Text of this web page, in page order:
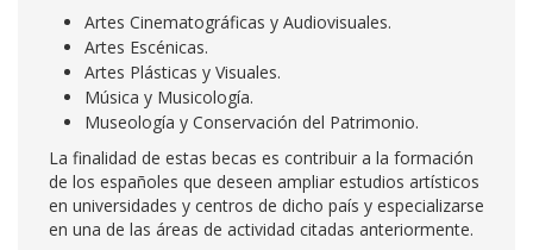
Artes Cinematográficas y Audiovisuales.
Artes Escénicas.
Artes Plásticas y Visuales.
Música y Musicología.
Museología y Conservación del Patrimonio.
La finalidad de estas becas es contribuir a la formación
de los españoles que deseen ampliar estudios artísticos
en universidades y centros de dicho país y especializarse
en una de las áreas de actividad citadas anteriormente.